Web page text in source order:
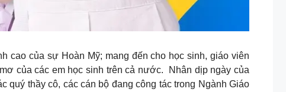
cao của sự Hoàn Mỹ; mang đến cho học sinh, giáo viên
của các em học sinh trên cả nước. Nhân dịp ngày của
thầy cô, các cán bộ đang công tác trong Ngành Giáo